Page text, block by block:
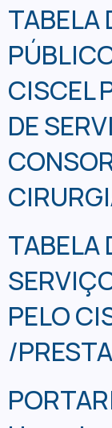
TABELA
CISCEL
DE
TABELA
PELO
/